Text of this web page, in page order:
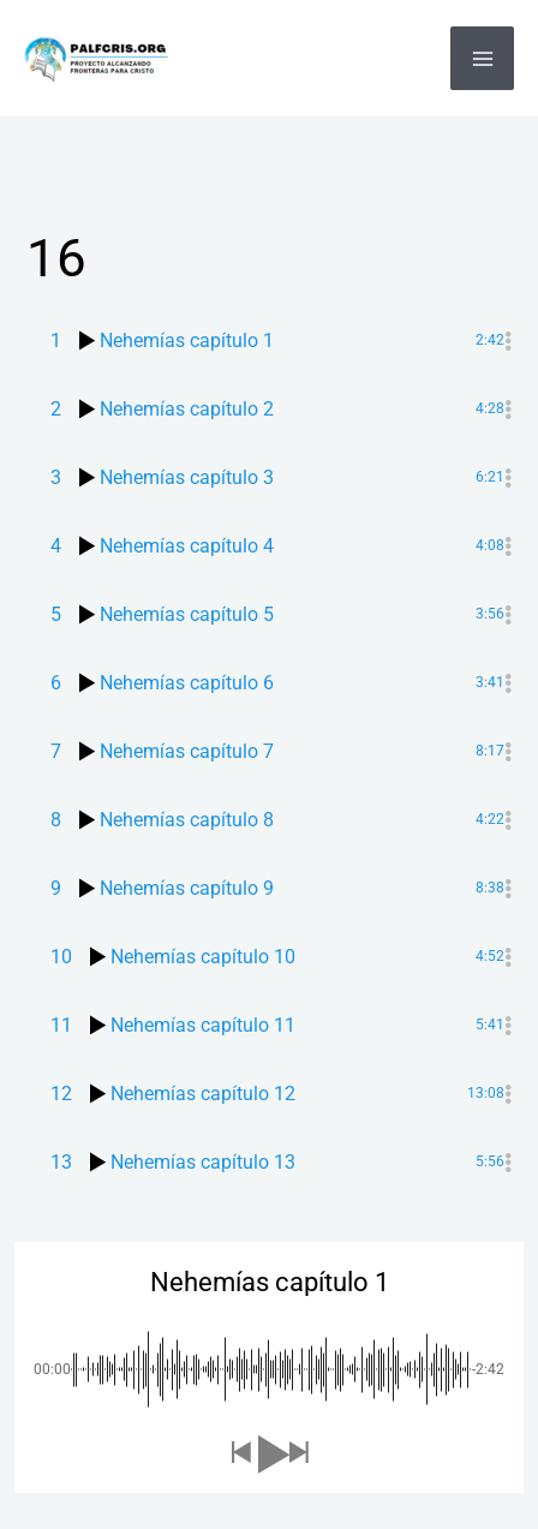
16
1 Nehemías capítulo 1 2:42
2 Nehemías capítulo 2 4:28
3 Nehemías capítulo 3 6:21
4 Nehemías capítulo 4 4:08
5 Nehemías capítulo 5 3:56
6 Nehemías capítulo 6 3:41
7 Nehemías capítulo 7 8:17
8 Nehemías capítulo 8 4:22
9 Nehemías capítulo 9 8:38
10 Nehemías capítulo 10 4:52
11 Nehemías capítulo 11 5:41
12 Nehemías capítulo 12 13:08
13 Nehemías capítulo 13 5:56
Nehemías capítulo 1
00:00 -2:42